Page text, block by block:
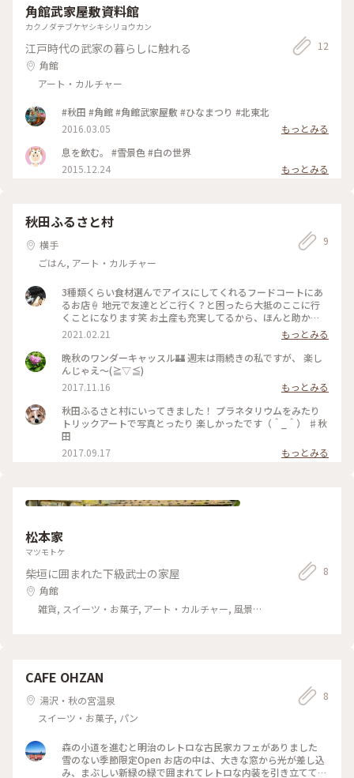
角館武家屋敷資料館
カクノダテブケヤシキシリョウカン
江戸時代の武家の暮らしに触れる
角館
アート・カルチャー
12
#秋田 #角館 #角館武家屋敷 #ひなまつり #北東北
2016.03.05
もっとみる
息を飲む。 #雪景色 #白の世界
2015.12.24
もっとみる
秋田ふるさと村
横手
ごはん, アート・カルチャー
9
3種類くらい食材選んでアイスにしてくれるフードコートにあ
るお店🍦 地元で友達とどこ行く？と困ったら大抵のここに行
くことになります笑 お土産も充実してるから、ほんと助か
る！ 小さい頃は、味噌たんぽ作りやものづくり体験で来るこ
とが多かったな〜 #秋田 #横手 #ほっとひと息
2021.02.21
もっとみる
晩秋のワンダーキャッスル🏰 週末は雨続きの私ですが、 楽し
んじゃえ～(≧▽≦)
2017.11.16
もっとみる
秋田ふるさと村にいってきました！ プラネタリウムをみたり
トリックアートで写真とったり 楽しかったです（＾_＾） ♯秋
田
2017.09.17
もっとみる
松本家
マツモトケ
柴垣に囲まれた下級武士の家屋
角館
雑貨, スイーツ・お菓子, アート・カルチャー, 風景・
8
CAFE OHZAN
湯沢・秋の宮温泉
スイーツ・お菓子, パン
8
森の小道を進むと明治のレトロな古民家カフェがありました
雪のない季節限定Open お店の中は、大きな窓から光が差し込
み、まぶしい新緑の緑で囲まれてレトロな内装を引き立ててと